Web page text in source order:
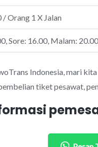
Orang 1 X Jalan
Sore: 16.00, Malam: 20.00
Indonesia, mari
tiket pesawat,